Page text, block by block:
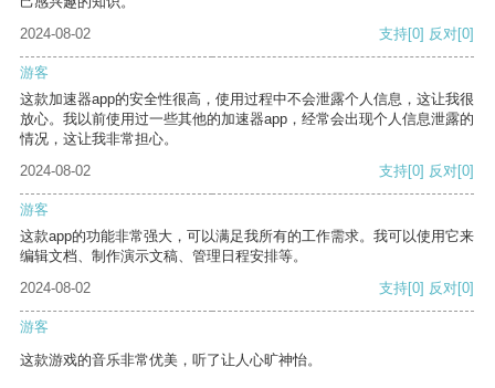
2024-08-02
支持[0] 反对[0]
游客
这款加速器app的安全性很高，使用过程中不会泄露个人信息，这让我很
放心。我以前使用过一些其他的加速器app，经常会出现个人信息泄露的
情况，这让我非常担心。
2024-08-02
支持[0] 反对[0]
游客
这款app的功能非常强大，可以满足我所有的工作需求。我可以使用它来
编辑文档、制作演示文稿、管理日程安排等。
2024-08-02
支持[0] 反对[0]
游客
这款游戏的音乐非常优美，听了让人心旷神怡。